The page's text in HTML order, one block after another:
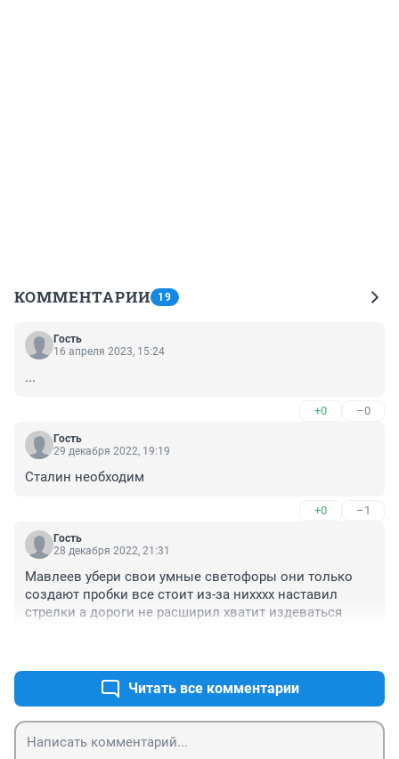
КОММЕНТАРИИ 19
Гость
16 апреля 2023, 15:24
...
+0 –0
Гость
29 декабря 2022, 19:19
Сталин необходим
+0 –1
Гость
28 декабря 2022, 21:31
Мавлеев убери свои умные светофоры они только
создают пробки все стоит из-за нихххх наставил
стрелки а дороги не расширил хватит издеваться
Читать все комментарии